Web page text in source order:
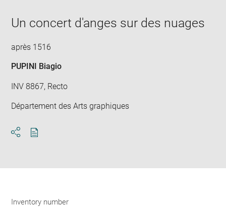
Un concert d'anges sur des nuages
après 1516
PUPINI Biagio
INV 8867, Recto
Département des Arts graphiques
Inventory number